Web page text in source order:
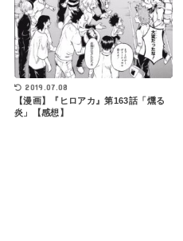
2019.07.08
【漫画】『ヒロアカ』第163話「燻る
炎」【感想】